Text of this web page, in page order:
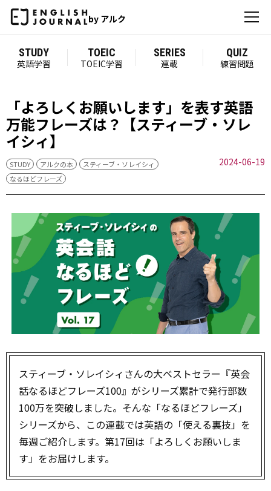
by アルク
STUDY
英語学習
TOEIC
TOEIC学習
SERIES
連載
QUIZ
練習問題
「よろしくお願いします」を表す英語
万能フレーズは？【スティーブ・ソレ
イシィ】
STUDY アルクの本
スティーブ・ソレイシィ
なるほどフレーズ
2024-06-19
スティーブ・ソレイシィさんの大ベストセラー『英会
話なるほどフレーズ100』がシリーズ累計で発行部数
100万を突破しました。そんな「なるほどフレーズ」
シリーズから、この連載では英語の「使える裏技」を
毎週ご紹介します。第17回は「よろしくお願いしま
す」をお届けします。